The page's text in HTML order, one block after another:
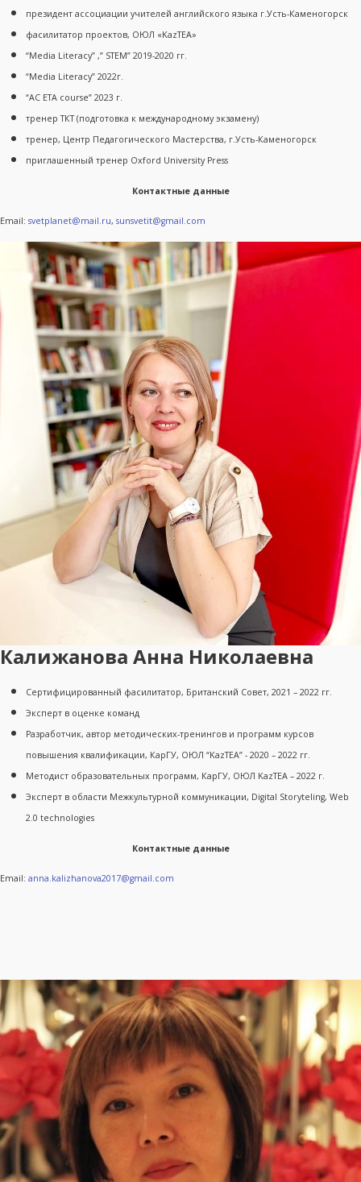
президент ассоциации учителей английского языка г.Усть-Каменогорск
фасилитатор проектов, ОЮЛ «KazTEA»
“Media Literacy” ,” STEM” 2019-2020 гг.
“Media Literacy” 2022г.
“AC ETA course” 2023 г.
тренер ТКТ (подготовка к международному экзамену)
тренер, Центр Педагогического Мастерства, г.Усть-Каменогорск
приглашенный тренер Oxford University Press
Контактные данные
Email: svetplanet@mail.ru, sunsvetit@gmail.com
Калижанова Анна Николаевна
Cертифицированный фасилитатор, Британский Совет, 2021 – 2022 гг.
Эксперт в оценке команд
Разработчик, автор методических-тренингов и программ курсов
повышения квалификации, КарГУ, ОЮЛ “KazTEA” - 2020 – 2022 гг.
Методист образовательных программ, КарГУ, ОЮЛ KazTEA – 2022 г.
Эксперт в области Межкультурной коммуникации, Digital Storyteling, Web
2.0 technologies
Контактные данные
Email: anna.kalizhanova2017@gmail.com